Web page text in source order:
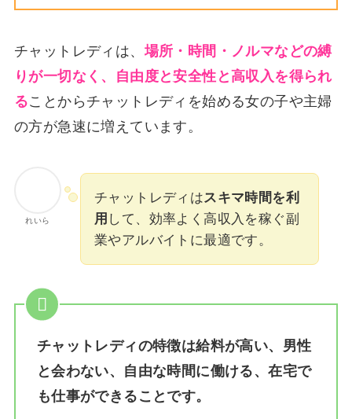
チャットレディは、場所・時間・ノルマなどの縛
りが一切なく、自由度と安全性と高収入を得られ
ることからチャットレディを始める女の子や主婦
の方が急速に増えています。
れいら
チャットレディはスキマ時間を利
用 して、効率よく高収入を稼ぐ副
業やアルバイトに最適です。
チャットレディの特徴は給料が高い、男性
と会わない、自由な時間に働ける、在宅で
も仕事ができることです。